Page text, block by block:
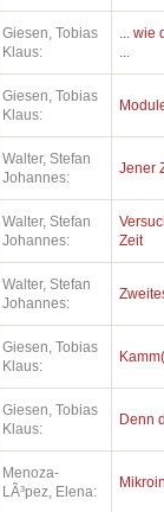
Giesen, Tobias
Klaus:
... wie
...
Giesen, Tobias
Klaus:
Walter, Stefan
Johannes:
Jener
Walter, Stefan
Johannes:
Zeit
Walter, Stefan
Johannes:
Giesen, Tobias
Klaus:
Giesen, Tobias
Klaus:
Denn
Menoza-
LÃ³pez, Elena: